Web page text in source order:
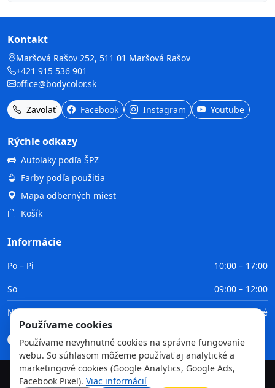
Kontakt
Maršová Rašov 252, 511 01 Maršová Rašov
+421 915 536 901
office@bodycolor.sk
Zavolať Facebook Instagram Youtube
Rýchle odkazy
Autolaky podľa ŠPZ
Farby podľa použitia
Mapa odberných miest
Košík
Informácie
Po – Pi
10:00 – 17:00
So
09:00 – 12:00
Ne
Zatvorené
Doprava Platba Obchodné podmienky GDPR
©2026TvojaFarba.sk • Všetky práva vyhradené
Používame cookies
Používame nevyhnutné cookies na správne fungovanie
webu. So súhlasom môžeme používať aj analytické a
marketingové cookies (Google Analytics, Google Ads,
Facebook Pixel). Viac informácií